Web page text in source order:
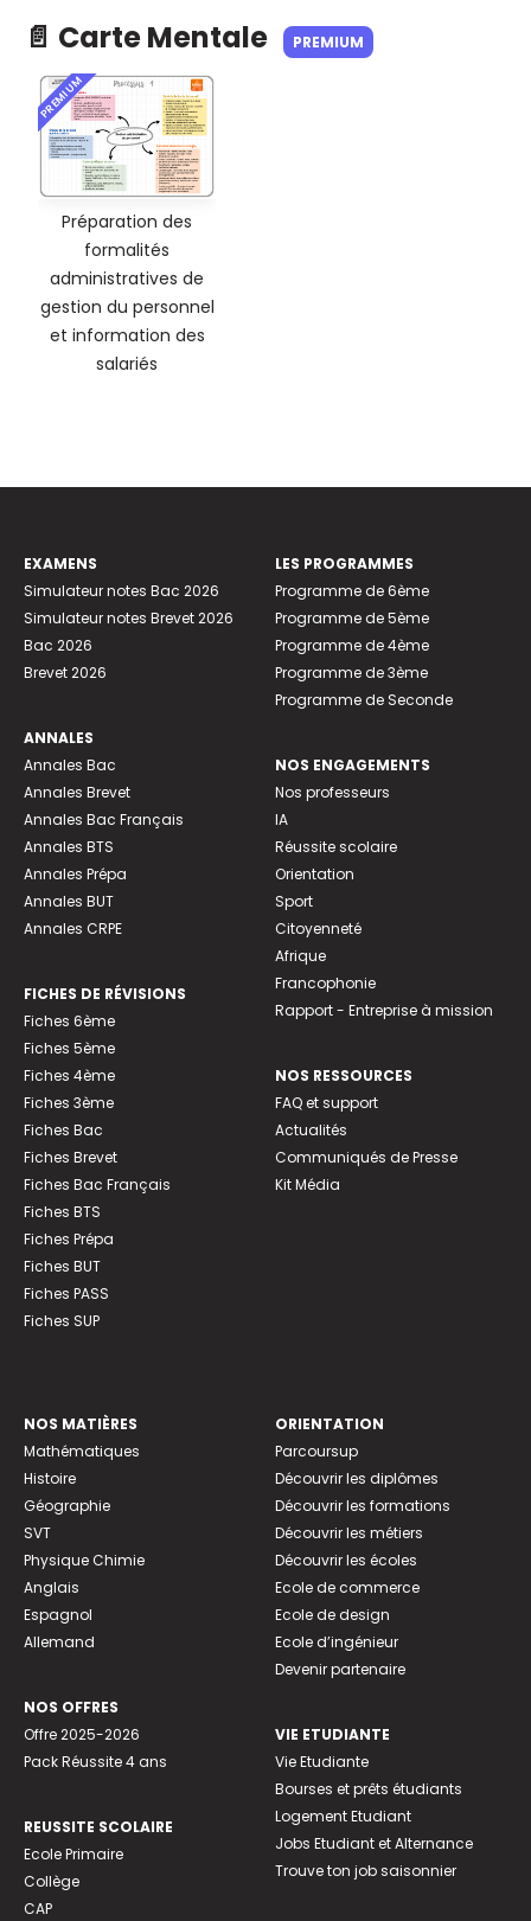
📄 Carte Mentale PREMIUM
PREMIUM
Préparation des
formalités
administratives de
gestion du personnel
et information des
salariés
EXAMENS
Simulateur notes Bac 2026
Simulateur notes Brevet 2026
Bac 2026
Brevet 2026
ANNALES
Annales Bac
Annales Brevet
Annales Bac Français
Annales BTS
Annales Prépa
Annales BUT
Annales CRPE
FICHES DE RÉVISIONS
Fiches 6ème
Fiches 5ème
Fiches 4ème
Fiches 3ème
Fiches Bac
Fiches Brevet
Fiches Bac Français
Fiches BTS
Fiches Prépa
Fiches BUT
Fiches PASS
Fiches SUP
LES PROGRAMMES
Programme de 6ème
Programme de 5ème
Programme de 4ème
Programme de 3ème
Programme de Seconde
NOS ENGAGEMENTS
Nos professeurs
IA
Réussite scolaire
Orientation
Sport
Citoyenneté
Afrique
Francophonie
Rapport - Entreprise à mission
NOS RESSOURCES
FAQ et support
Actualités
Communiqués de Presse
Kit Média
NOS MATIÈRES
Mathématiques
Histoire
Géographie
SVT
Physique Chimie
Anglais
Espagnol
Allemand
NOS OFFRES
Offre 2025-2026
Pack Réussite 4 ans
REUSSITE SCOLAIRE
Ecole Primaire
Collège
CAP
ORIENTATION
Parcoursup
Découvrir les diplômes
Découvrir les formations
Découvrir les métiers
Découvrir les écoles
Ecole de commerce
Ecole de design
Ecole d’ingénieur
Devenir partenaire
VIE ETUDIANTE
Vie Etudiante
Bourses et prêts étudiants
Logement Etudiant
Jobs Etudiant et Alternance
Trouve ton job saisonnier